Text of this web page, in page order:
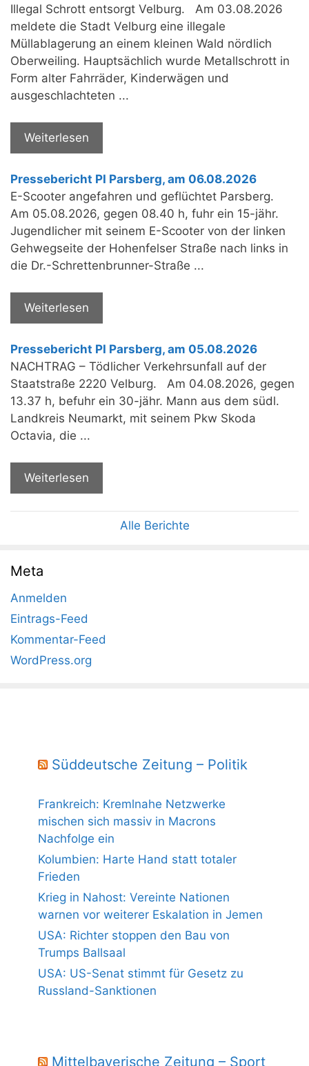
Illegal Schrott entsorgt Velburg. Am 03.08.2026
meldete die Stadt Velburg eine illegale
Müllablagerung an einem kleinen Wald nördlich
Oberweiling. Hauptsächlich wurde Metallschrott in
Form alter Fahrräder, Kinderwägen und
ausgeschlachteten ...
Weiterlesen
Pressebericht PI Parsberg, am 06.08.2026
E-Scooter angefahren und geflüchtet Parsberg.
Am 05.08.2026, gegen 08.40 h, fuhr ein 15-jähr.
Jugendlicher mit seinem E-Scooter von der linken
Gehwegseite der Hohenfelser Straße nach links in
die Dr.-Schrettenbrunner-Straße ...
Weiterlesen
Pressebericht PI Parsberg, am 05.08.2026
NACHTRAG – Tödlicher Verkehrsunfall auf der
Staatstraße 2220 Velburg. Am 04.08.2026, gegen
13.37 h, befuhr ein 30-jähr. Mann aus dem südl.
Landkreis Neumarkt, mit seinem Pkw Skoda
Octavia, die ...
Weiterlesen
Alle Berichte
Meta
Anmelden
Eintrags-Feed
Kommentar-Feed
WordPress.org
Süddeutsche Zeitung – Politik
Frankreich: Kremlnahe Netzwerke
mischen sich massiv in Macrons
Nachfolge ein
Kolumbien: Harte Hand statt totaler
Frieden
Krieg in Nahost: Vereinte Nationen
warnen vor weiterer Eskalation in Jemen
USA: Richter stoppen den Bau von
Trumps Ballsaal
USA: US-Senat stimmt für Gesetz zu
Russland-Sanktionen
Mittelbayerische Zeitung – Sport